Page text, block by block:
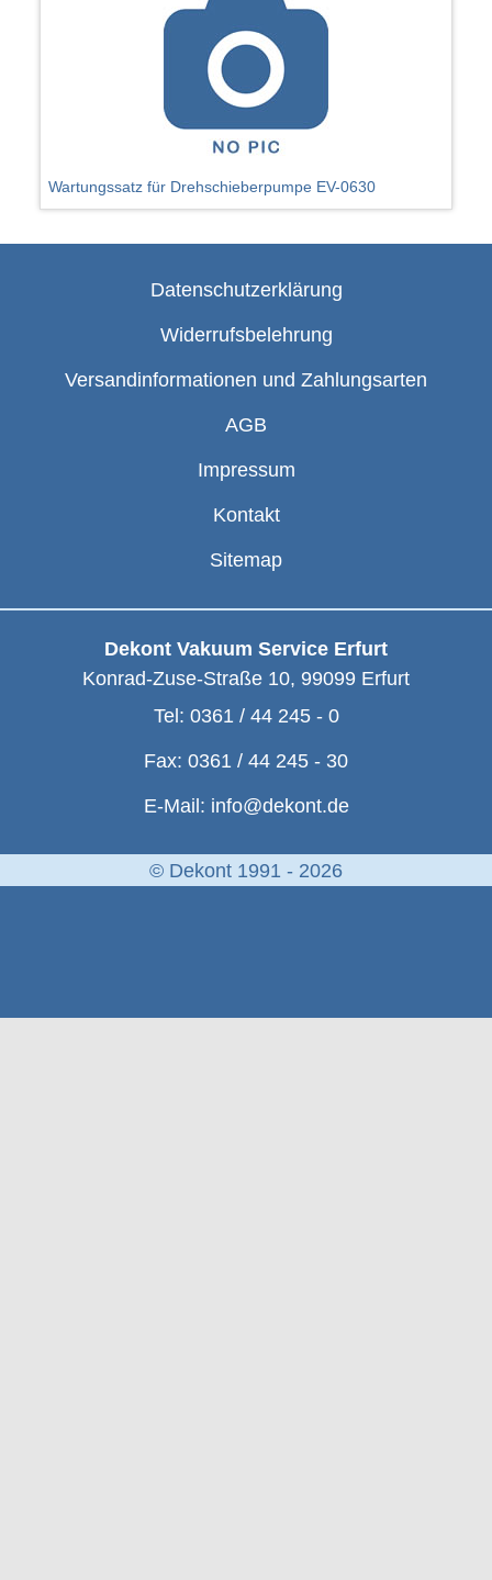
Wartungssatz für Drehschieberpumpe EV-0630
Datenschutzerklärung
Widerrufsbelehrung
Versandinformationen und Zahlungsarten
AGB
Impressum
Kontakt
Sitemap
Dekont Vakuum Service Erfurt
Konrad-Zuse-Straße 10, 99099 Erfurt
Tel: 0361 / 44 245 - 0
Fax: 0361 / 44 245 - 30
E-Mail: info@dekont.de
© Dekont 1991 - 2026